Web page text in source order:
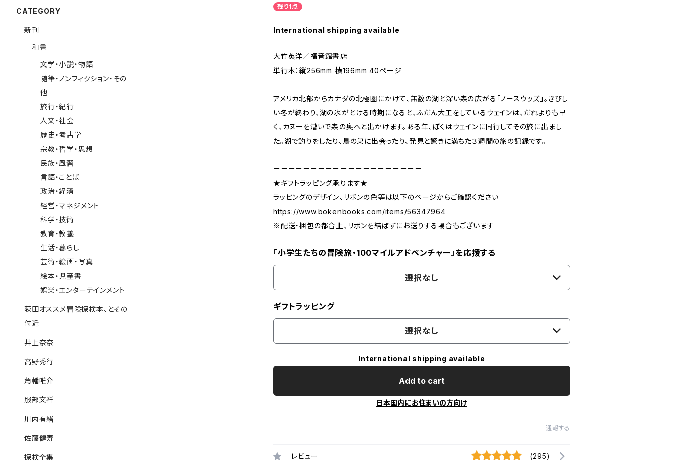
残り1点
International shipping available
大竹英洋／福音館書店
単行本：縦256mm 横196mm 40ページ
アメリカ北部からカナダの北極圏にかけて、無数の湖と深い森の広がる「ノースウッズ」。きびし
い冬が終わり、湖の氷がとける時期になると、ふだん大工をしているウェインは、だれよりも早
く、カヌーを漕いで森の奥へと出かけます。ある年、ぼくはウェインに同行してその旅に出まし
た。湖で釣りをしたり、鳥の巣に出会ったり、発見と驚きに満ちた３週間の旅の記録です。
＝＝＝＝＝＝＝＝＝＝＝＝＝＝＝＝＝＝＝＝
★ギフトラッピング承ります★
ラッピングのデザイン、リボンの色等は以下のページからご確認ください
https://www.bokenbooks.com/items/56347964
※配送・梱包の都合上、リボンを結ばずにお送りする場合もございます
「小学生たちの冒険旅・100マイルアドベンチャー」を応援する
選択なし
ギフトラッピング
選択なし
International shipping available
Add to cart
日本国内にお住まいの方向け
通報する
レビュー (295)
CATEGORY
新刊
和書
文学・小説・物語
随筆・ノンフィクション・その
他
旅行・紀行
人文・社会
歴史・考古学
宗教・哲学・思想
民族・風習
言語・ことば
政治・経済
経営・マネジメント
科学・技術
教育・教養
生活・暮らし
芸術・絵画・写真
絵本・児童書
娯楽・エンターテインメント
荻田オススメ冒険探検本、とその
付近
井上奈奈
高野秀行
角幡唯介
服部文祥
川内有緒
佐藤健寿
探検全集